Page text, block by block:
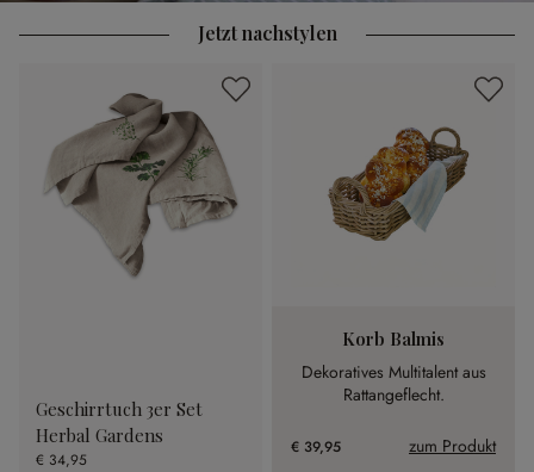
Jetzt nachstylen
Geschirrtuch 3er Set
Herbal Gardens
€ 34,95
Korb Balmis
Dekoratives Multitalent aus
Rattangeflecht.
€ 39,95 zum Produkt